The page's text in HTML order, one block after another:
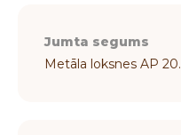
Jumta segums
Metāla loksnes AP 20.